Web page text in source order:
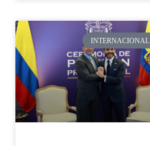
INTERNACIONAL